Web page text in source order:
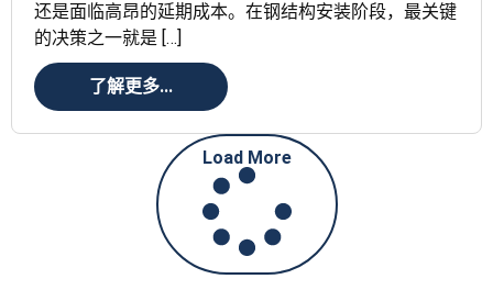
还是面临高昂的延期成本。在钢结构安装阶段，最关键
的决策之一就是 […]
了解更多...
Load More